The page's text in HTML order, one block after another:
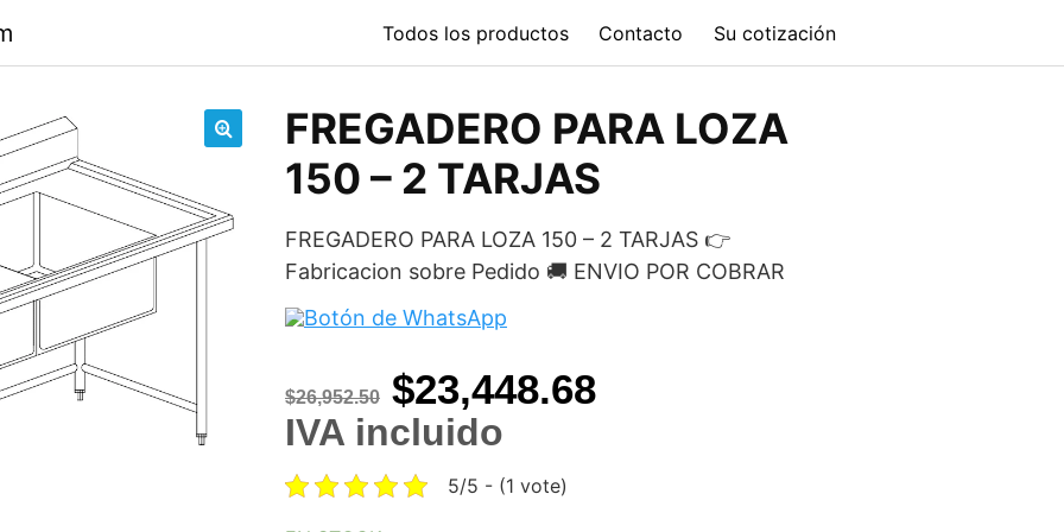
Todos los productos Contacto Su cotización
FREGADERO PARA LOZA
150 – 2 TARJAS
FREGADERO PARA LOZA 150 – 2 TARJAS 👉
Fabricacion sobre Pedido 🚚 ENVIO POR COBRAR
$26,952.50 Original
price
was:
$23,448.68Current
IVA incluido
5/5 - (1 vote)